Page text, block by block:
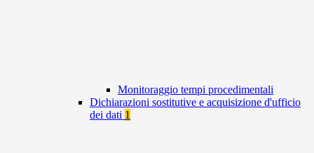
Monitoraggio tempi procedimentali
Dichiarazioni sostitutive e acquisizione d'ufficio
dei dati 1